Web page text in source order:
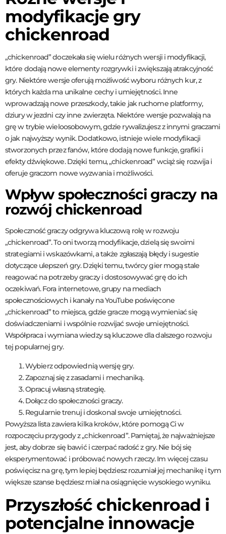
modyfikacje gry
chickenroad
„chickenroad” doczekała się wielu różnych wersji i modyfikacji,
które dodają nowe elementy rozgrywki i zwiększają atrakcyjność
gry. Niektóre wersje oferują możliwość wyboru różnych kur, z
których każda ma unikalne cechy i umiejętności. Inne
wprowadzają nowe przeszkody, takie jak ruchome platformy,
dziury w jezdni czy inne zwierzęta. Niektóre wersje pozwalają na
grę w trybie wieloosobowym, gdzie rywalizujesz z innymi graczami
o jak najwyższy wynik. Dodatkowo, istnieje wiele modyfikacji
stworzonych przez fanów, które dodają nowe funkcje, grafiki i
efekty dźwiękowe. Dzięki temu, „chickenroad” wciąż się rozwija i
oferuje graczom nowe wyzwania i możliwości.
Wpływ społeczności graczy na
rozwój chickenroad
Społeczność graczy odgrywa kluczową rolę w rozwoju
„chickenroad”. To oni tworzą modyfikacje, dzielą się swoimi
strategiami i wskazówkami, a także zgłaszają błędy i sugestie
dotyczące ulepszeń gry. Dzięki temu, twórcy gier mogą stale
reagować na potrzeby graczy i dostosowywać grę do ich
oczekiwań. Fora internetowe, grupy na mediach
społecznościowych i kanały na YouTube poświęcone
„chickenroad” to miejsca, gdzie gracze mogą wymieniać się
doświadczeniami i wspólnie rozwijać swoje umiejętności.
Współpraca i wymiana wiedzy są kluczowe dla dalszego rozwoju
tej popularnej gry.
Wybierz odpowiednią wersję gry.
Zapoznaj się z zasadami i mechaniką.
Opracuj własną strategię.
Dołącz do społeczności graczy.
Regularnie trenuj i doskonal swoje umiejętności.
Powyższa lista zawiera kilka kroków, które pomogą Ci w
rozpoczęciu przygody z „chickenroad”. Pamiętaj, że najważniejsze
jest, aby dobrze się bawić i czerpać radość z gry. Nie bój się
eksperymentować i próbować nowych rzeczy. Im więcej czasu
poświęcisz na grę, tym lepiej będziesz rozumiał jej mechanikę i tym
większe szanse będziesz miał na osiągnięcie wysokiego wyniku.
Przyszłość chickenroad i
potencjalne innowacje